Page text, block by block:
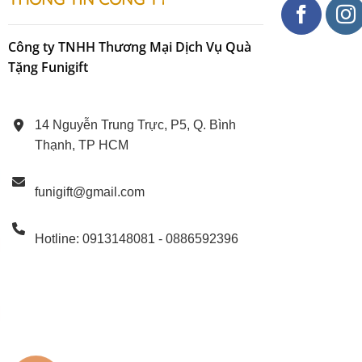
Công ty TNHH Thương Mại Dịch Vụ Quà
Tặng Funigift
14 Nguyễn Trung Trực, P5, Q. Bình
Thạnh, TP HCM
funigift@gmail.com
Hotline: 0913148081 - 0886592396
Sale
Bộ Tranh